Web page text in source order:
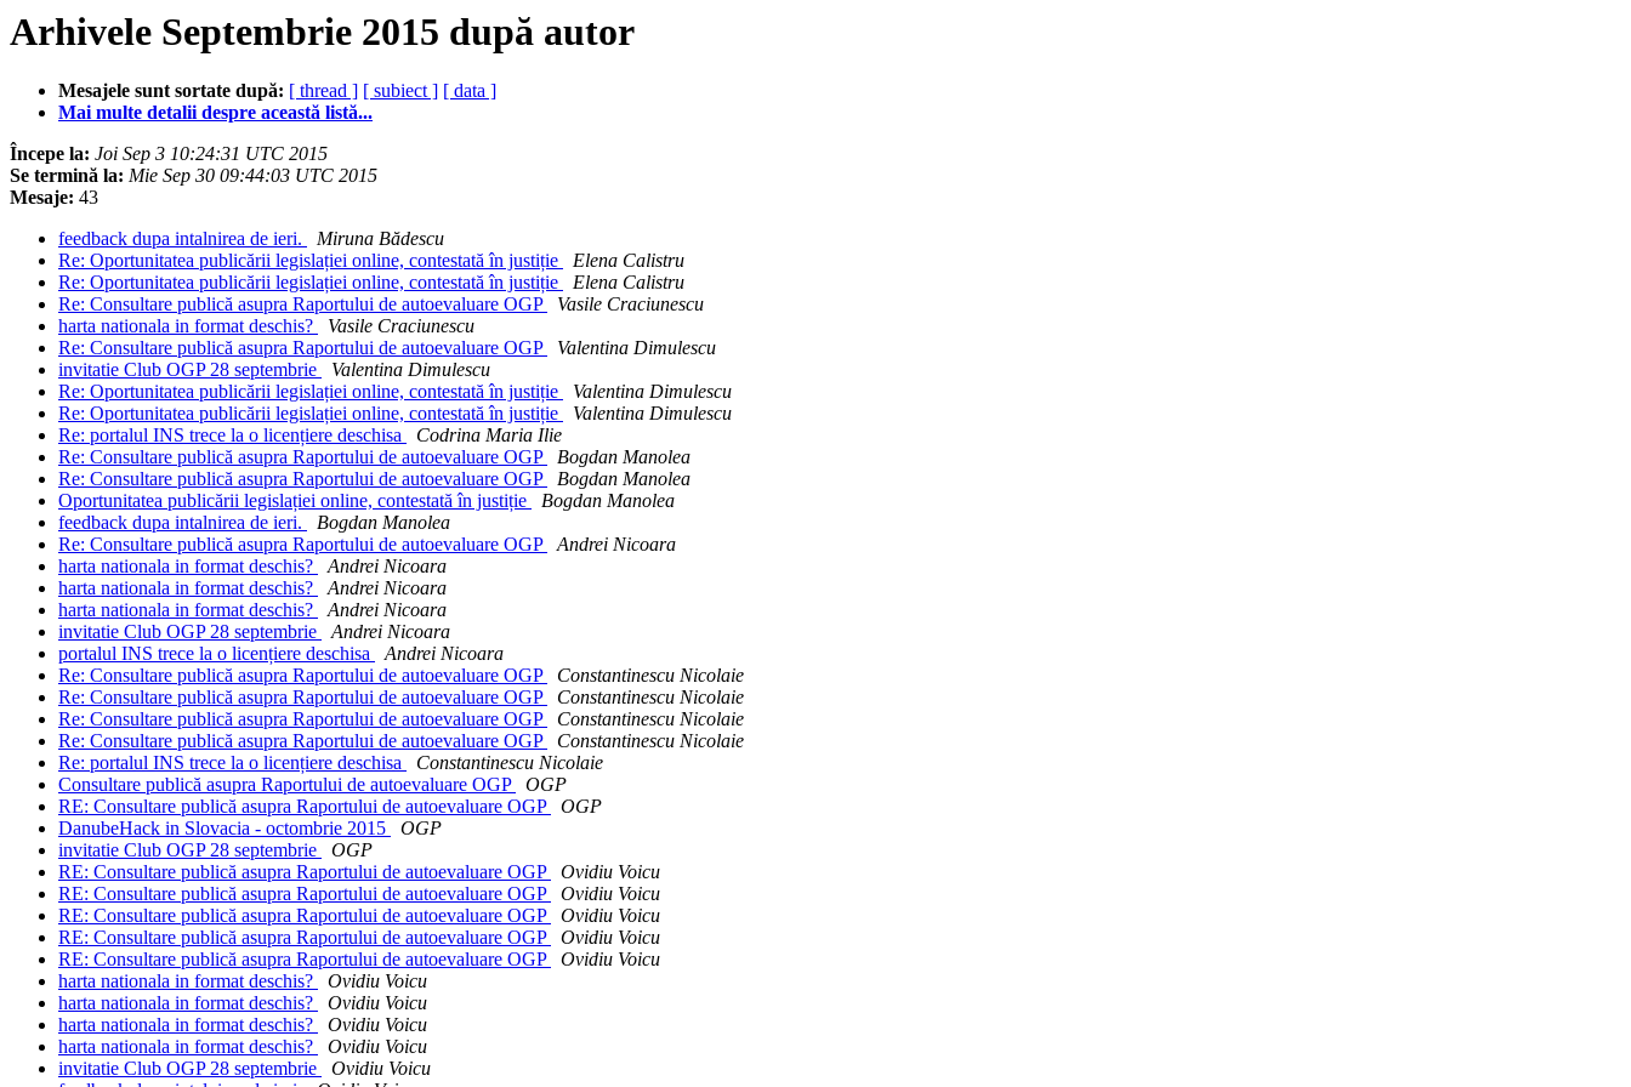
Arhivele Septembrie 2015 după autor
Mesajele sunt sortate după: [ thread ] [ subiect ] [ data ]
Mai multe detalii despre această listă...
Începe la: Joi Sep 3 10:24:31 UTC 2015
Se termină la: Mie Sep 30 09:44:03 UTC 2015
Mesaje: 43
feedback dupa intalnirea de ieri.
Miruna Bădescu
Re: Oportunitatea publicării legislației online, contestată în justiție
Elena Calistru
Re: Oportunitatea publicării legislației online, contestată în justiție
Elena Calistru
Re: Consultare publică asupra Raportului de autoevaluare OGP
Vasile Craciunescu
harta nationala in format deschis?
Vasile Craciunescu
Re: Consultare publică asupra Raportului de autoevaluare OGP
Valentina Dimulescu
invitatie Club OGP 28 septembrie
Valentina Dimulescu
Re: Oportunitatea publicării legislației online, contestată în justiție
Valentina Dimulescu
Re: Oportunitatea publicării legislației online, contestată în justiție
Valentina Dimulescu
Re: portalul INS trece la o licențiere deschisa
Codrina Maria Ilie
Re: Consultare publică asupra Raportului de autoevaluare OGP
Bogdan Manolea
Re: Consultare publică asupra Raportului de autoevaluare OGP
Bogdan Manolea
Oportunitatea publicării legislației online, contestată în justiție
Bogdan Manolea
feedback dupa intalnirea de ieri.
Bogdan Manolea
Re: Consultare publică asupra Raportului de autoevaluare OGP
Andrei Nicoara
harta nationala in format deschis?
Andrei Nicoara
harta nationala in format deschis?
Andrei Nicoara
harta nationala in format deschis?
Andrei Nicoara
invitatie Club OGP 28 septembrie
Andrei Nicoara
portalul INS trece la o licențiere deschisa
Andrei Nicoara
Re: Consultare publică asupra Raportului de autoevaluare OGP
Constantinescu Nicolaie
Re: Consultare publică asupra Raportului de autoevaluare OGP
Constantinescu Nicolaie
Re: Consultare publică asupra Raportului de autoevaluare OGP
Constantinescu Nicolaie
Re: Consultare publică asupra Raportului de autoevaluare OGP
Constantinescu Nicolaie
Re: portalul INS trece la o licențiere deschisa
Constantinescu Nicolaie
Consultare publică asupra Raportului de autoevaluare OGP
OGP
RE: Consultare publică asupra Raportului de autoevaluare OGP
OGP
DanubeHack in Slovacia - octombrie 2015
OGP
invitatie Club OGP 28 septembrie
OGP
RE: Consultare publică asupra Raportului de autoevaluare OGP
Ovidiu Voicu
RE: Consultare publică asupra Raportului de autoevaluare OGP
Ovidiu Voicu
RE: Consultare publică asupra Raportului de autoevaluare OGP
Ovidiu Voicu
RE: Consultare publică asupra Raportului de autoevaluare OGP
Ovidiu Voicu
RE: Consultare publică asupra Raportului de autoevaluare OGP
Ovidiu Voicu
harta nationala in format deschis?
Ovidiu Voicu
harta nationala in format deschis?
Ovidiu Voicu
harta nationala in format deschis?
Ovidiu Voicu
harta nationala in format deschis?
Ovidiu Voicu
invitatie Club OGP 28 septembrie
Ovidiu Voicu